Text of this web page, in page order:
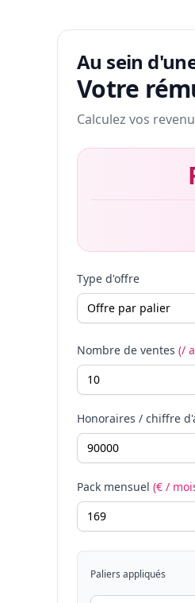
Au sein
Votre
Calculez vos
Type d'offre
Nombre de ventes (/
Honoraires / chiffre
Pack mensuel (€ /
Paliers appliqués